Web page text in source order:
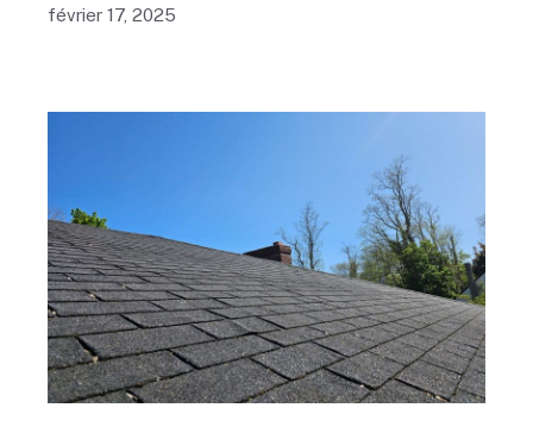
février 17, 2025